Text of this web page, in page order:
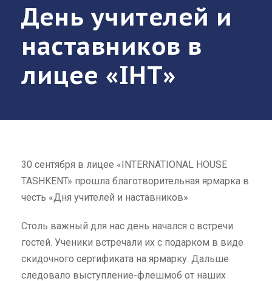
День учителей и
наставников в
лицее «IHT»
30 сентября в лицее «INTERNATIONAL HOUSE
TASHKENT» прошла благотворительная ярмарка в
честь «Дня учителей и наставников»
Столь важный для нас день начался с встречи
гостей. Ученики встречали их с подарком в виде
скидочного сертификата на ярмарку. Дальше
следовало выступление-флешмоб от наших